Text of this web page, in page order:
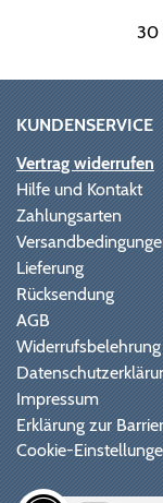
30
KUNDENSERVICE
Vertrag widerrufen
Hilfe und Kontakt
Zahlungsarten
Lieferung
Rücksendung
AGB
Widerrufsbelehrung
Impressum
Erklärung zur
Cookie-